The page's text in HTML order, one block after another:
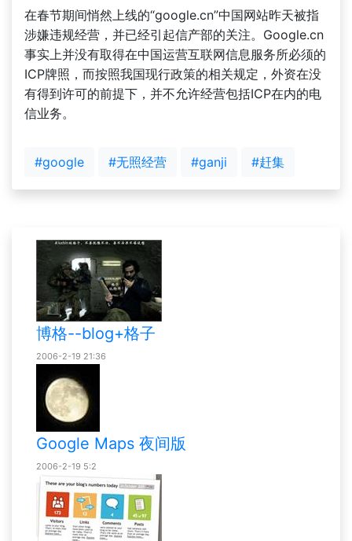
在春节期间悄然上线的“google.cn”中国网站昨天被指
涉嫌违规经营，并已经引起信产部的关注。Google.cn
事实上并没有取得在中国运营互联网信息服务所必须的
ICP牌照，而按照我国现行政策的相关规定，外资在没
有得到许可的前提下，并不允许经营包括ICP在内的电
信业务。
#google #无照经营 #ganji #赶集
博格--blog+格子
2006-2-19 21:36
Google Maps 夜间版
2006-2-19 5:2